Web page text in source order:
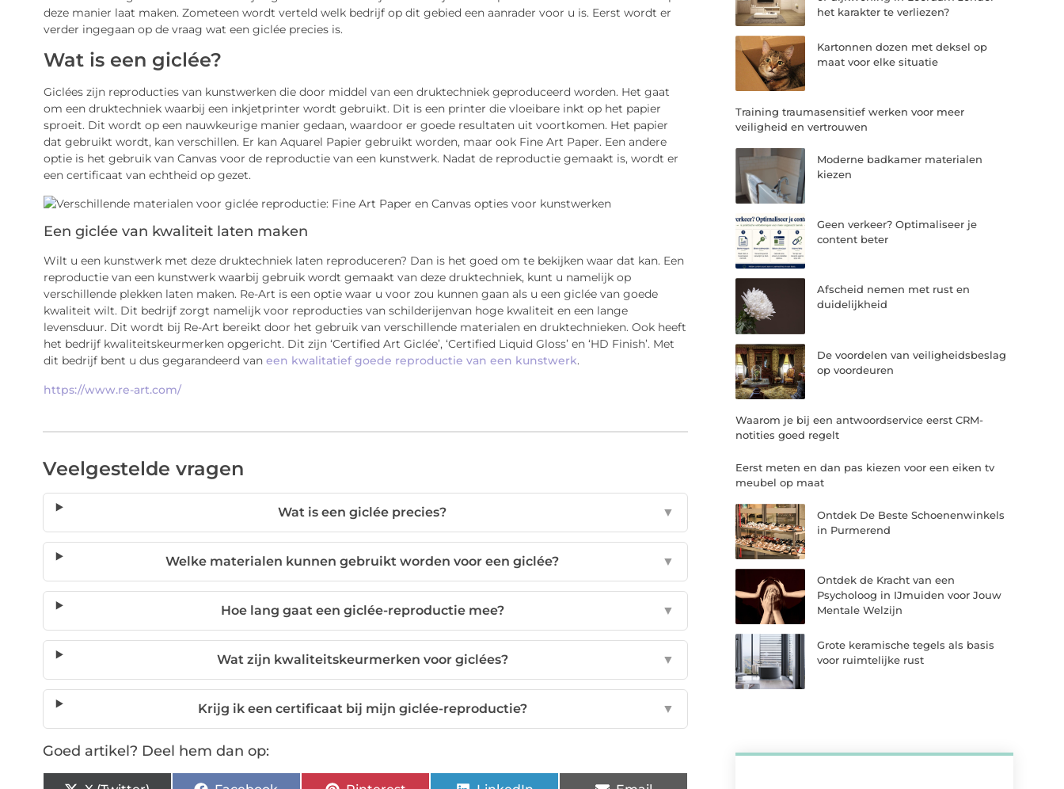
deze manier laat maken. Zometeen wordt verteld welk bedrijf op dit gebied een aanrader voor u is. Eerst wordt er
verder ingegaan op de vraag wat een giclée precies is.
Wat is een giclée?
Giclées zijn reproducties van kunstwerken die door middel van een druktechniek geproduceerd worden. Het gaat
om een druktechniek waarbij een inkjetprinter wordt gebruikt. Dit is een printer die vloeibare inkt op het papier
sproeit. Dit wordt op een nauwkeurige manier gedaan, waardoor er goede resultaten uit voortkomen. Het papier
dat gebruikt wordt, kan verschillen. Er kan Aquarel Papier gebruikt worden, maar ook Fine Art Paper. Een andere
optie is het gebruik van Canvas voor de reproductie van een kunstwerk. Nadat de reproductie gemaakt is, wordt er
een certificaat van echtheid op gezet.
Een giclée van kwaliteit laten maken
Wilt u een kunstwerk met deze druktechniek laten reproduceren? Dan is het goed om te bekijken waar dat kan. Een
reproductie van een kunstwerk waarbij gebruik wordt gemaakt van deze druktechniek, kunt u namelijk op
verschillende plekken laten maken. Re-Art is een optie waar u voor zou kunnen gaan als u een giclée van goede
kwaliteit wilt. Dit bedrijf zorgt namelijk voor reproducties van schilderijenvan hoge kwaliteit en een lange
levensduur. Dit wordt bij Re-Art bereikt door het gebruik van verschillende materialen en druktechnieken. Ook heeft
het bedrijf kwaliteitskeurmerken opgericht. Dit zijn ‘Certified Art Giclée’, ‘Certified Liquid Gloss’ en ‘HD Finish’. Met
dit bedrijf bent u dus gegarandeerd van een kwalitatief goede reproductie van een kunstwerk.
https://www.re-art.com/
Veelgestelde vragen
Wat is een giclée precies? ▼
Welke materialen kunnen gebruikt worden voor een giclée? ▼
Hoe lang gaat een giclée-reproductie mee? ▼
Wat zijn kwaliteitskeurmerken voor giclées? ▼
Krijg ik een certificaat bij mijn giclée-reproductie? ▼
Goed artikel? Deel hem dan op:
het karakter te verliezen?
Kartonnen dozen met deksel op
maat voor elke situatie
Training traumasensitief werken voor meer
veiligheid en vertrouwen
Moderne badkamer materialen
kiezen
Geen verkeer? Optimaliseer je
content beter
Afscheid nemen met rust en
duidelijkheid
De voordelen van veiligheidsbeslag
op voordeuren
Waarom je bij een antwoordservice eerst CRM-
notities goed regelt
Eerst meten en dan pas kiezen voor een eiken tv
meubel op maat
Ontdek De Beste Schoenenwinkels
in Purmerend
Ontdek de Kracht van een
Psycholoog in IJmuiden voor Jouw
Mentale Welzijn
Grote keramische tegels als basis
voor ruimtelijke rust